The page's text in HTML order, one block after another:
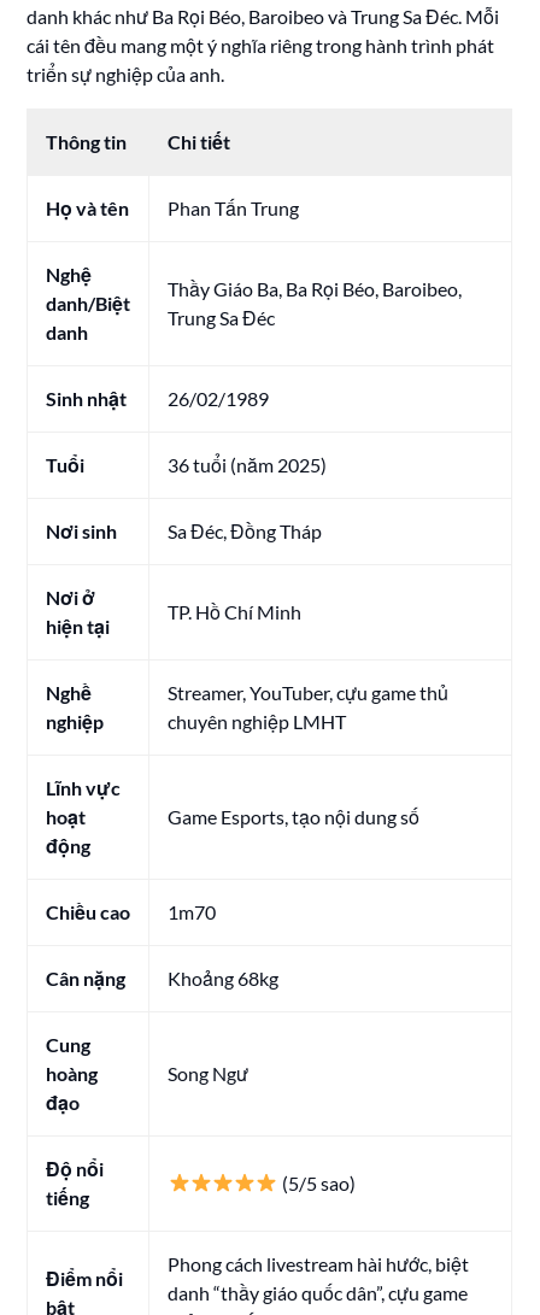
danh khác như Ba Rọi Béo, Baroibeo và Trung Sa Đéc. Mỗi
cái tên đều mang một ý nghĩa riêng trong hành trình phát
triển sự nghiệp của anh.
Thông tin Chi tiết
Họ và tên Phan Tấn Trung
Nghệ
danh/Biệt
danh
Thầy Giáo Ba, Ba Rọi Béo, Baroibeo,
Trung Sa Đéc
Sinh nhật 26/02/1989
Tuổi 36 tuổi (năm 2025)
Nơi sinh Sa Đéc, Đồng Tháp
Nơi ở
hiện tại
TP. Hồ Chí Minh
Nghề
nghiệp
Streamer, YouTuber, cựu game thủ
chuyên nghiệp LMHT
Lĩnh vực
hoạt
động
Game Esports, tạo nội dung số
Chiều cao 1m70
Cân nặng Khoảng 68kg
Cung
hoàng
đạo
Song Ngư
Độ nổi
tiếng
(5/5 sao)
Điểm nổi
bật
Phong cách livestream hài hước, biệt
danh “thầy giáo quốc dân”, cựu game